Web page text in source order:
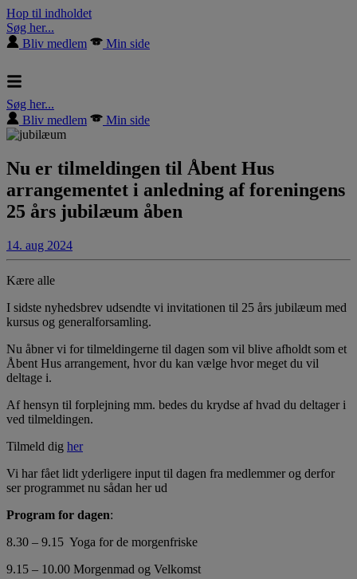
Hop til indholdet
Søg her...
Bliv medlem
Min side
Søg her...
Bliv medlem
Min side
Nu er tilmeldingen til Åbent Hus
arrangementet i anledning af foreningens
25 års jubilæum åben
14. aug 2024
Kære alle
I sidste nyhedsbrev udsendte vi invitationen til 25 års jubilæum med
kursus og generalforsamling.
Nu åbner vi for tilmeldingerne til dagen som vil blive afholdt som et
Åbent Hus arrangement, hvor du kan vælge hvor meget du vil
deltage i.
Af hensyn til forplejning mm. bedes du krydse af hvad du deltager i
ved tilmeldingen.
Tilmeld dig her
Vi har fået lidt yderligere input til dagen fra medlemmer og derfor
ser programmet nu sådan her ud
Program for dagen:
8.30 – 9.15 Yoga for de morgenfriske
9.15 – 10.00 Morgenmad og Velkomst